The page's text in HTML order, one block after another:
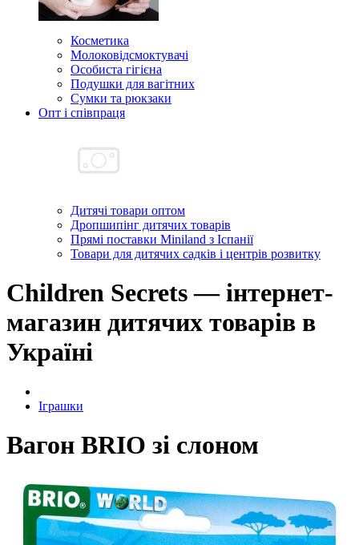
Косметика
Молоковідсмоктувачі
Особиста гігієна
Подушки для вагітних
Сумки та рюкзаки
Опт і співпраця
Дитячі товари оптом
Дропшипінг дитячих товарів
Прямі поставки Miniland з Іспанії
Товари для дитячих садків і центрів розвитку
Children Secrets — інтернет-
магазин дитячих товарів в
Україні
Іграшки
Вагон BRIO зі слоном